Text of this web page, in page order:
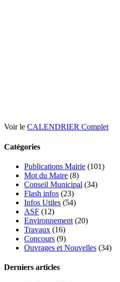
Voir le CALENDRIER Complet
Catégories
Publications Mairie (101)
Mot du Maire (8)
Conseil Municipal (34)
Flash infos (23)
Infos Utiles (54)
ASF (12)
Environnement (20)
Travaux (16)
Concours (9)
Ouvrages et Nouvelles (34)
Derniers articles